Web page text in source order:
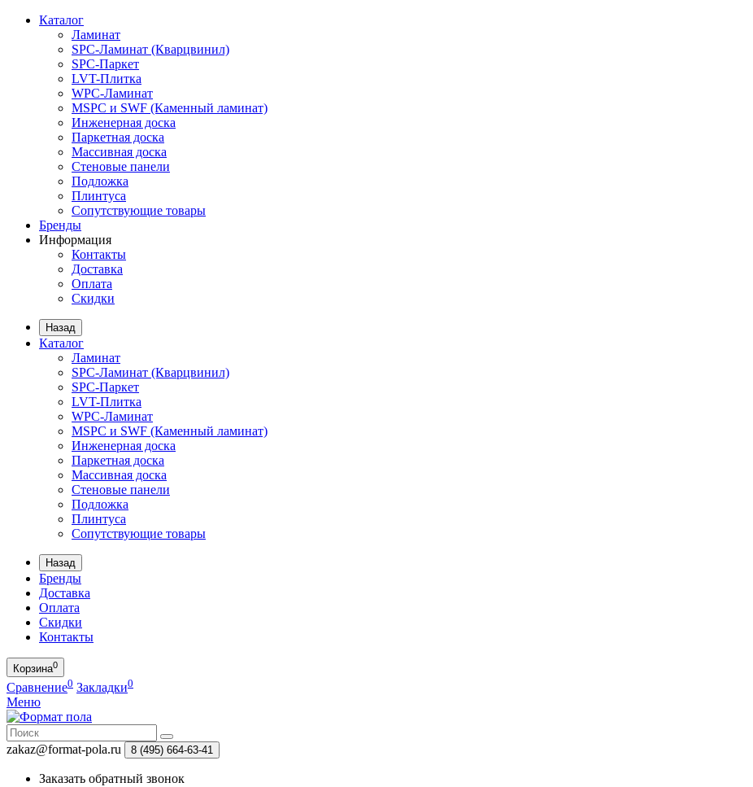
Каталог
Ламинат
SPC-Ламинат (Кварцвинил)
SPC-Паркет
LVT-Плитка
WPC-Ламинат
MSPC и SWF (Каменный ламинат)
Инженерная доска
Паркетная доска
Массивная доска
Стеновые панели
Подложка
Плинтуса
Сопутствующие товары
Бренды
Информация
Контакты
Доставка
Оплата
Скидки
Назад
Каталог
Ламинат
SPC-Ламинат (Кварцвинил)
SPC-Паркет
LVT-Плитка
WPC-Ламинат
MSPC и SWF (Каменный ламинат)
Инженерная доска
Паркетная доска
Массивная доска
Стеновые панели
Подложка
Плинтуса
Сопутствующие товары
Назад
Бренды
Доставка
Оплата
Скидки
Контакты
Корзина0
Сравнение0 Закладки0
Меню
zakaz@format-pola.ru 8 (495) 664-63-41
Заказать обратный звонок